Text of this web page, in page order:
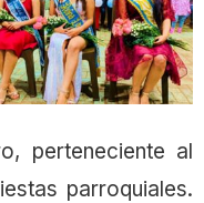
perteneciente al
parroquiales.